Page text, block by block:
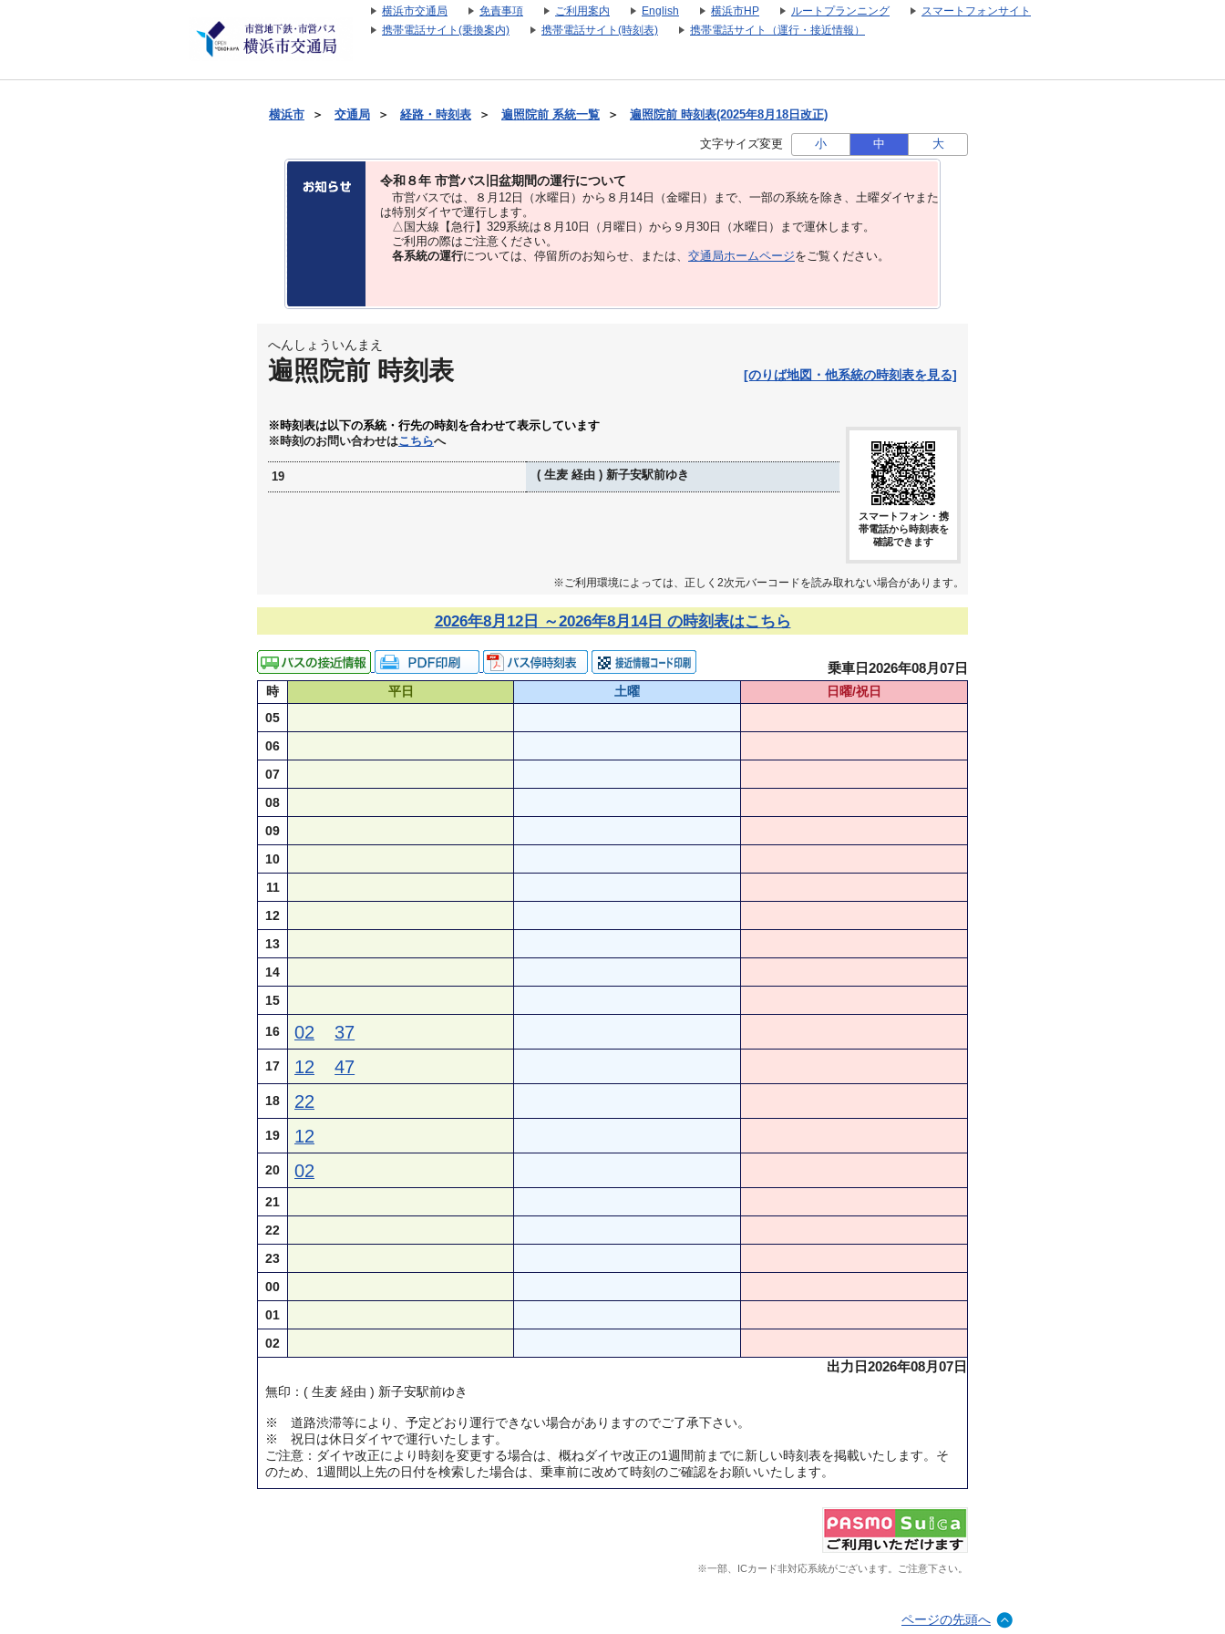
横浜市交通局 免責事項 ご利用案内 English 横浜市HP ルートプランニング
スマートフォンサイト
携帯電話サイト(乗換案内)
携帯電話サイト(時刻表) 携帯電話サイト（運行・接近情報）
横浜市 ＞ 交通局 ＞ 経路・時刻表 ＞ 遍照院前 系統一覧 ＞ 遍照院前 時刻表(2025年8月18日改正)
文字サイズ変更 小 中 大
令和８年 市営バス旧盆期間の運行について
市営バスでは、８⽉12⽇（水曜日）から８⽉14⽇（金曜日）まで、⼀部の系統を除き、⼟曜ダイヤまた
は特別ダイヤで運⾏します。
△国大線【急行】329系統は８月10日（月曜日）から９月30日（水曜日）まで運休します。
ご利用の際はご注意ください。
各系統の運行については、停留所のお知らせ、または、 交通局ホームページをご覧ください。
へんしょういんまえ
遍照院前 時刻表 [のりば地図・他系統の時刻表を見る]
※時刻表は以下の系統・行先の時刻を合わせて表示しています
※時刻のお問い合わせはこちらへ
19 ( 生麦 経由 ) 新子安駅前ゆき
スマートフォン・携
帯電話から時刻表を
確認できます
※ご利用環境によっては、正しく2次元バーコードを読み取れない場合があります。
2026年8月12日 ～2026年8月14日 の時刻表はこちら
乗車日2026年08月07日
時 平日 土曜
日曜/祝日
05
06
07
08
09
10
11
12
13
14
15
16 02 37
17 12 47
18 22
19 12
20 02
21
22
23
00
01
02
出力日2026年08月07日
無印：( 生麦 経由 ) 新子安駅前ゆき
※ 道路渋滞等により、予定どおり運行できない場合がありますのでご了承下さい。
※ 祝日は休日ダイヤで運行いたします。
ご注意：ダイヤ改正により時刻を変更する場合は、概ねダイヤ改正の1週間前までに新しい時刻表を掲載いたします。そ
のため、1週間以上先の日付を検索した場合は、乗車前に改めて時刻のご確認をお願いいたします。
※一部、ICカード非対応系統がございます。ご注意下さい。
ページの先頭へ